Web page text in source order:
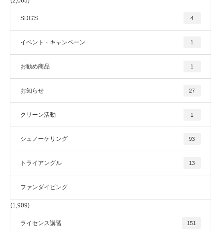
SDG'S 4
イベント・キャンペーン 1
お勧め商品 1
お知らせ 27
クリーン活動 1
シュノーケリング 93
トライアングル 13
ファンダイビング
(1,909)
ライセンス講習 151